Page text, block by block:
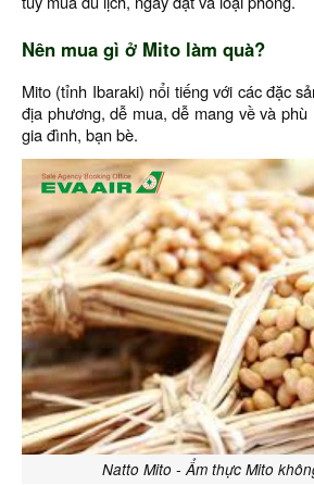
Nên mua gì ở Mito làm quà?
Mito (tỉnh Ibaraki) nổi tiếng với các đặc
địa phương, dễ mua, dễ mang về và
gia đình, bạn bè.
Natto Mito - Ẩm thực Mito